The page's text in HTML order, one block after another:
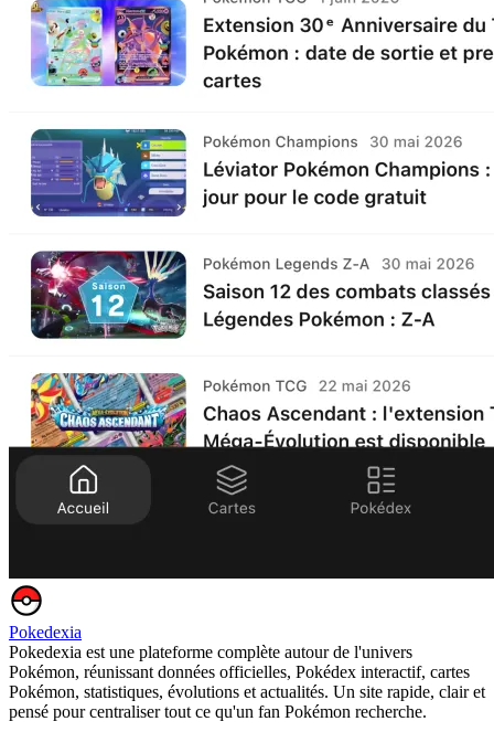
Pokedexia
Pokedexia est une plateforme complète autour de l'univers
Pokémon, réunissant données officielles, Pokédex interactif, cartes
Pokémon, statistiques, évolutions et actualités. Un site rapide, clair et
pensé pour centraliser tout ce qu'un fan Pokémon recherche.